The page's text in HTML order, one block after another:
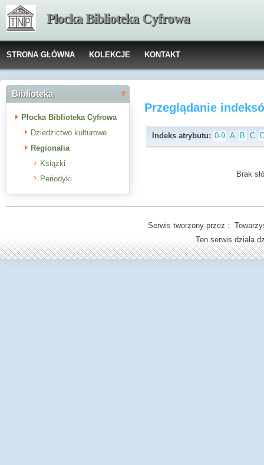
Płocka Biblioteka Cyfrowa
STRONA GŁÓWNA KOLEKCJE KONTAKT
Biblioteka
Płocka Biblioteka Cyfrowa
Dziedzictwo kulturowe
Regionalia
Książki
Periodyki
Przeglądanie
Indeks atrybutu: 0-9 A B C
Brak
Serwis tworzony przez :
Ten serwis działa